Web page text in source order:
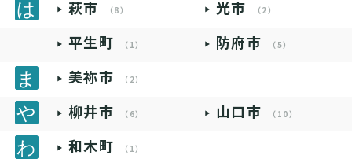
萩市 （8） 光市 （2）
平生町 （1） 防府市 （5）
美祢市 （2）
柳井市 （6） 山口市 （10）
和木町 （1）